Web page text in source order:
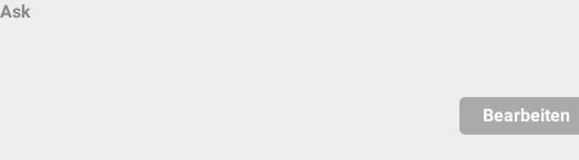
Ask
Bearbeiten